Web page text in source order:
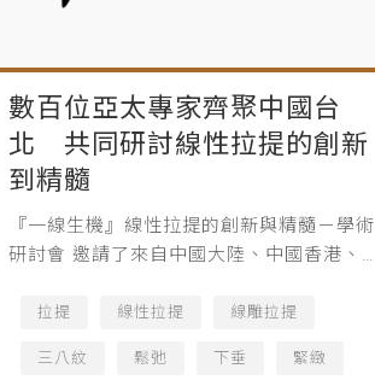
數百位亞太專家齊聚中國台
北 共同研討線性拉提的創新
到精髓
『一線生機』線性拉提的創新與精髓－學術
研討會 邀請了來自中國大陸、中國香港、泰
地深耕線雕領域的醫生，與數百位醫美同道
拉提 線性拉提 線雕拉提
三八紋 鬆弛 下垂 緊緻